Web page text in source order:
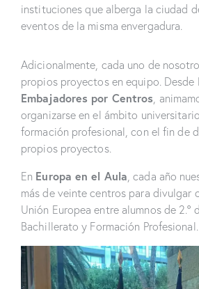
instituciones que alberga la ciudad
eventos de la misma envergadura.
Adicionalmente, cada uno de
propios proyectos en equipo.
Embajadores por Centros ,
organizarse en el ámbito
formación profesional, con el fin de
propios proyectos.
En Europa en el Aula , cada año
más de veinte centros para divulgar
Unión Europea entre alumnos de 2.º
Bachillerato y Formación Profesional.